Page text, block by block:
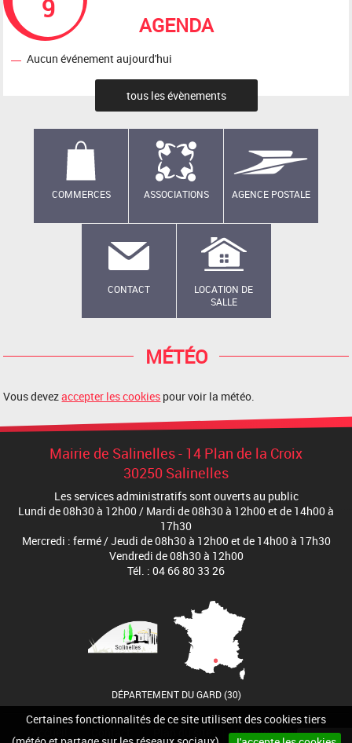
Certaines fonctionnalités de ce site utilisent des cookies tiers
AGENDA
9
Aucun événement aujourd'hui
tous les évènements
COMMERCES ASSOCIATIONS AGENCE POSTALE
CONTACT
LOCATION DE
SALLE
MÉTÉO
Vous devezaccepter les cookies pour voir la météo.
Mairie de Salinelles - 14 Plan de la Croix
30250 Salinelles
Les services administratifs sont ouverts au public
Lundi de 08h30 à 12h00 / Mardi de 08h30 à 12h00 et de 14h00 à
17h30
Mercredi : fermé / Jeudi de 08h30 à 12h00 et de 14h00 à 17h30
Vendredi de 08h30 à 12h00
Tél. : 04 66 80 33 26
DÉPARTEMENT DU GARD (30)
Mentions-légales